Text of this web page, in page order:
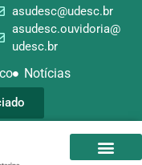
asudesc@udesc.br
asudesc.ouvidoria@
udesc.br
Notícias